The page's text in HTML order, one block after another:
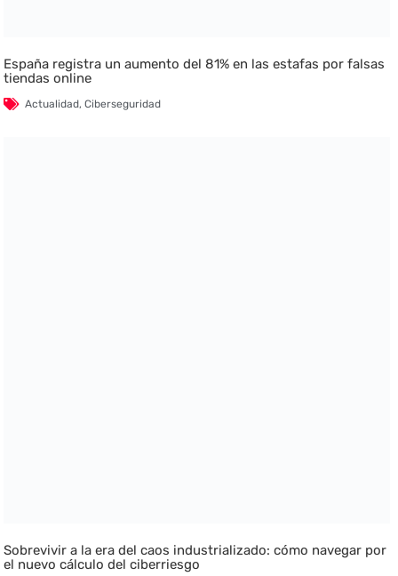
España registra un aumento del 81% en las estafas por falsas
tiendas online
Actualidad,Ciberseguridad
Sobrevivir a la era del caos industrializado: cómo navegar por
el nuevo cálculo del ciberriesgo